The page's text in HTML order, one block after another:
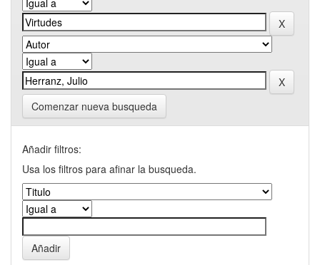
Comenzar nueva busqueda
Añadir filtros:
Usa los filtros para afinar la busqueda.